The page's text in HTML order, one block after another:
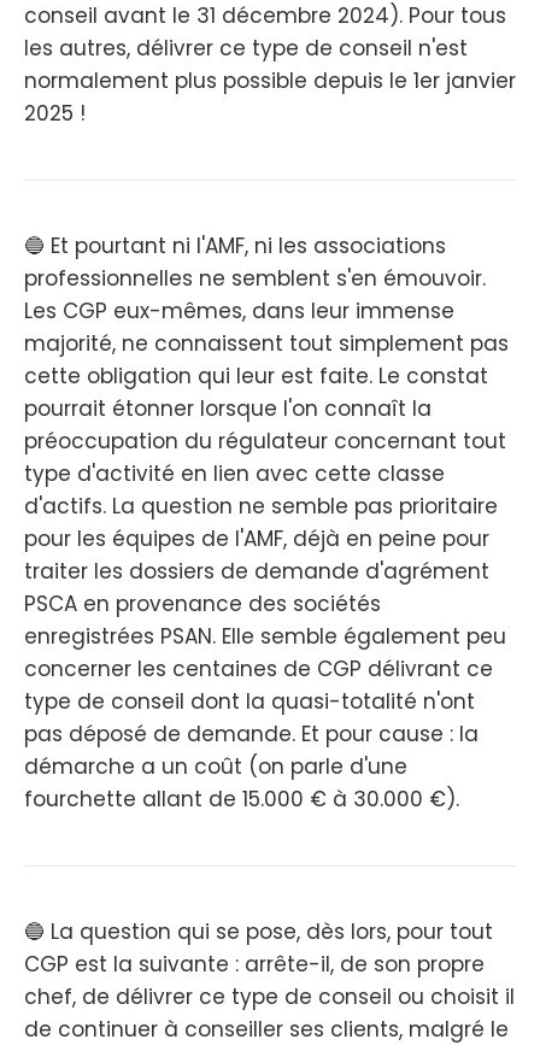
conseil avant le 31 décembre 2024). Pour tous
les autres, délivrer ce type de conseil n'est
normalement plus possible depuis le 1er janvier
2025 !
🔵 Et pourtant ni l'AMF, ni les associations
professionnelles ne semblent s'en émouvoir.
Les CGP eux-mêmes, dans leur immense
majorité, ne connaissent tout simplement pas
cette obligation qui leur est faite. Le constat
pourrait étonner lorsque l'on connaît la
préoccupation du régulateur concernant tout
type d'activité en lien avec cette classe
d'actifs. La question ne semble pas prioritaire
pour les équipes de l'AMF, déjà en peine pour
traiter les dossiers de demande d'agrément
PSCA en provenance des sociétés
enregistrées PSAN. Elle semble également peu
concerner les centaines de CGP délivrant ce
type de conseil dont la quasi-totalité n'ont
pas déposé de demande. Et pour cause : la
démarche a un coût (on parle d'une
fourchette allant de 15.000 € à 30.000 €).
🔵 La question qui se pose, dès lors, pour tout
CGP est la suivante : arrête-il, de son propre
chef, de délivrer ce type de conseil ou choisit il
de continuer à conseiller ses clients, malgré le